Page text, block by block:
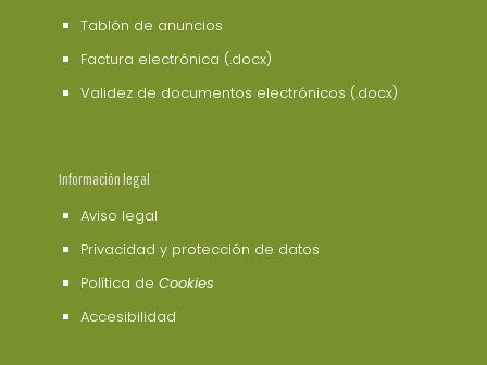
Tablón de anuncios
Factura electrónica (.docx)
Validez de documentos electrónicos (.docx)
Información legal
Aviso legal
Privacidad y protección de datos
Política de Cookies
Accesibilidad